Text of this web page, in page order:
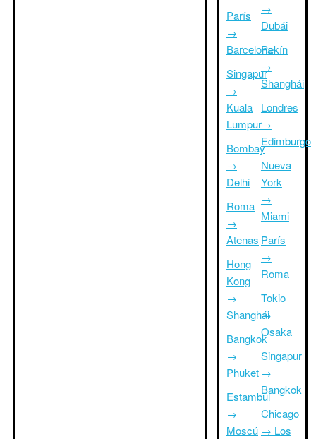
París
→
Barcelona
Singapur
→
Kuala
Lumpur
Bombay
→
Delhi
Roma
→
Atenas
Hong
Kong
→
Shanghái
Bangkok
→
Phuket
Estambul
→
Moscú
→
Dubái
Pekín
→
Shanghái
Londres
→
Edimburgo
Nueva
York
→
Miami
París
→
Roma
Tokio
→
Osaka
Singapur
→
Bangkok
Chicago
→ Los